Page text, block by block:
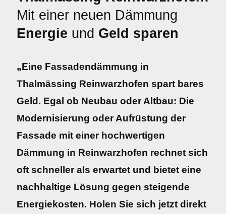
Mit einer neuen Dämmung
Energie und Geld sparen
„Eine Fassadendämmung in
Thalmässing Reinwarzhofen spart bares
Geld. Egal ob Neubau oder Altbau: Die
Modernisierung oder Aufrüstung der
Fassade mit einer hochwertigen
Dämmung in Reinwarzhofen rechnet sich
oft schneller als erwartet und bietet eine
nachhaltige Lösung gegen steigende
Energiekosten. Holen Sie sich jetzt direkt